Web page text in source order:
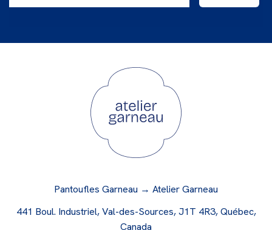
Pantoufles Garneau → Atelier Garneau
441 Boul. Industriel, Val-des-Sources, J1T 4R3, Québec,
Canada